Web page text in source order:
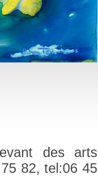
des arts
82, tel:06 45